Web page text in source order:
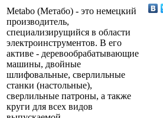
Metabo (Метабо) - это немецкий
производитель,
специализирущийся в области
электроинструментов. В его
активе - деревообрабатывающие
машины, двойные
шлифовальные, сверлильные
станки (настольные),
сверлильные патроны, а также
круги для всех видов